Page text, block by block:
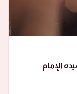
الإمام